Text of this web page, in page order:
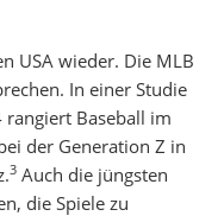
USA wieder. Die MLB
In einer Studie
rangiert Baseball im
der Generation Z in
3 Auch die jüngsten
die Spiele zu